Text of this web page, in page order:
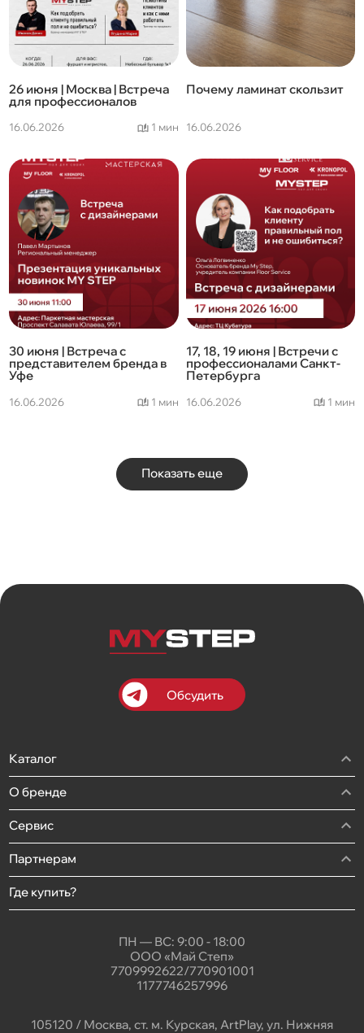
26 июня | Москва | Встреча
для профессионалов
16.06.2026 1 мин
Почему ламинат скользит
16.06.2026
30 июня | Встреча с
представителем бренда в
Уфе
16.06.2026 1 мин
17, 18, 19 июня | Встречи с
профессионалами Санкт-
Петербурга
16.06.2026 1 мин
Показать еще
Обсудить
Каталог
О бренде
Сервис
Партнерам
Где купить?
ПН — ВС: 9:00 - 18:00
ООО «Май Степ»
7709992622/770901001
1177746257996
105120 / Москва, ст. м. Курская, ArtPlay, ул. Нижняя